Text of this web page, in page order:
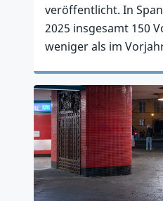
veröffentlicht. In
2025 insgesamt 150
weniger als im
Zum Artikel